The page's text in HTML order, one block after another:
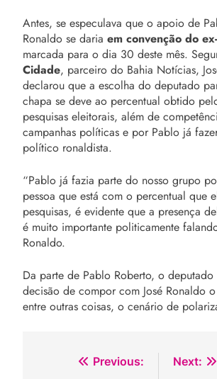
Antes, se especulava que o apoio de
Ronaldo se daria em convenção do
marcada para o dia 30 deste mês.
Cidade, parceiro do Bahia Notícias,
declarou que a escolha do deputado
chapa se deve ao percentual obtido
pesquisas eleitorais, além de
campanhas políticas e por Pablo já
político ronaldista.
“Pablo já fazia parte do nosso grupo
pessoa que está com o percentual que
pesquisas, é evidente que a presença
é muito importante politicamente
Ronaldo.
Da parte de Pablo Roberto, o deputado
decisão de compor com José Ronaldo
entre outras coisas, o cenário de
Navegação
Previous:
Next: